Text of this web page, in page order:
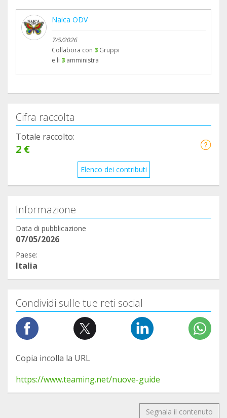
Naica ODV
7/5/2026
Collabora con 3 Gruppi
e li 3 amministra
Cifra raccolta
Totale raccolto:
2 €
Elenco dei contributi
Informazione
Data di pubblicazione
07/05/2026
Paese:
Italia
Condividi sulle tue reti social
Copia incolla la URL
https://www.teaming.net/nuove-guide
Segnala il contenuto